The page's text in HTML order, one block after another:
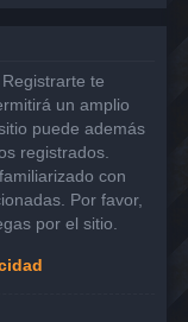
te
un amplio
puede además
registrados.
con
Por favor,
por el sitio.